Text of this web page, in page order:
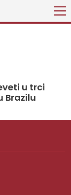
u trci
Brazilu